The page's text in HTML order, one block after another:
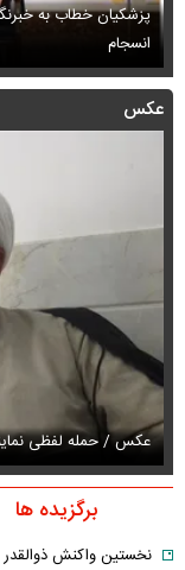
پزشکیان خطاب به
انسجام
عکس
عکس / حمله لفظی
برگزیده ها
نخستین واکنش ذوالقدر